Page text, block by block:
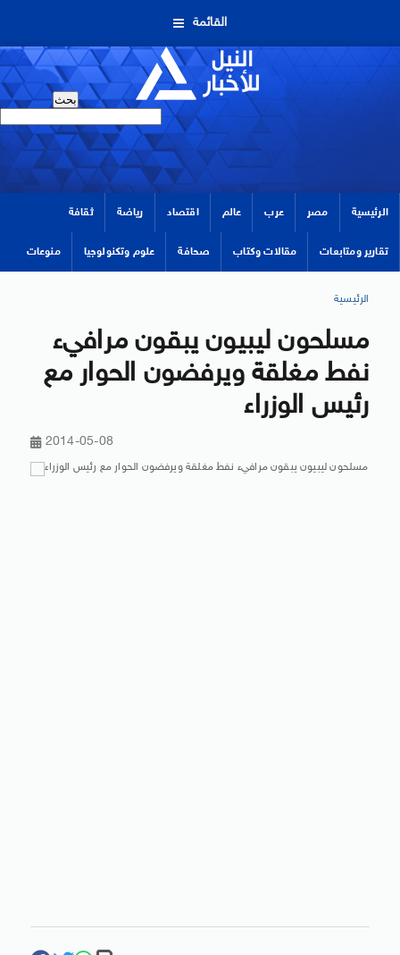
القائمة
الرئيسية مصر عرب عالم اقتصاد رياضة ثقافة
تقارير ومتابعات مقالات وكتاب صحافة علوم وتكنولوجيا منوعات
الرئيسية
مسلحون ليبيون يبقون مرافيء
نفط مغلقة ويرفضون الحوار مع
رئيس الوزراء
2014-05-08